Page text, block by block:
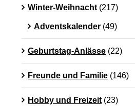
Winter-Weihnacht (217)
Adventskalender (49)
Geburtstag-Anlässe (22)
Freunde und Familie (146)
Hobby und Freizeit (23)